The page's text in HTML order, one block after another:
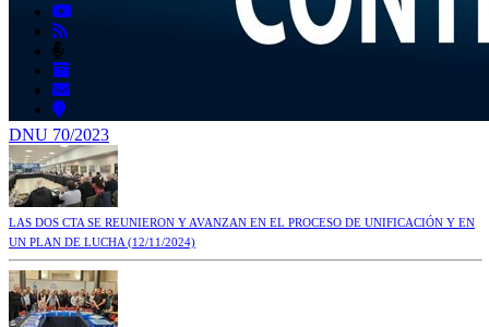
DNU 70/2023
LAS DOS CTA SE REUNIERON Y AVANZAN EN EL PROCESO DE UNIFICACIÓN Y EN
UN PLAN DE LUCHA (12/11/2024)